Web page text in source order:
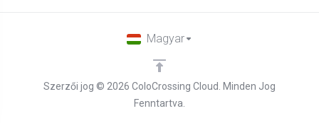
Szerzői jog © 2026 ColoCrossing Cloud. Minden Jog
Fenntartva.
Magyar